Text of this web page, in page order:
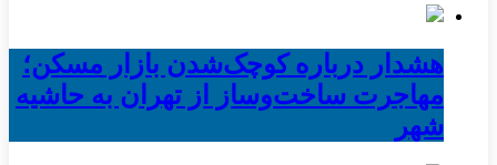
هشدار درباره کوچک‌شدن بازار مسکن؛
مهاجرت ساخت‌وساز از تهران به حاشیه‌
شهر